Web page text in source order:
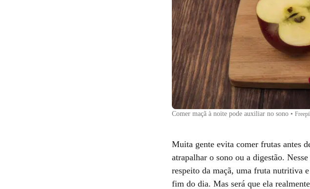
Comer maçã à noite pode auxiliar no sono •
Muita gente evita comer frutas antes
atrapalhar o sono ou a digestão.
respeito da maçã, uma fruta nutritiva
fim do dia. Mas será que ela